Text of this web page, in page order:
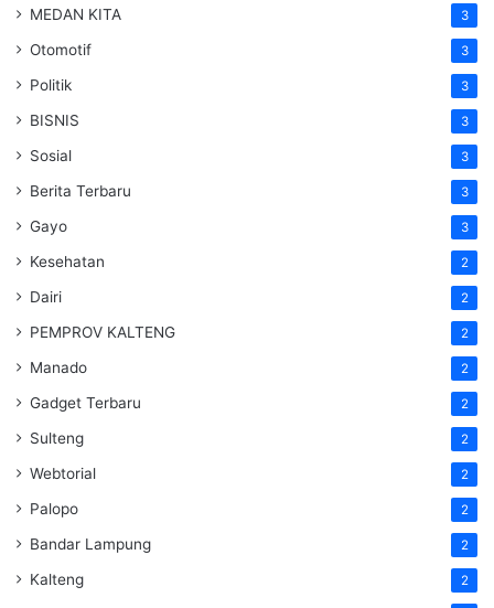
MEDAN KITA 3
Otomotif 3
Politik 3
BISNIS 3
Sosial 3
Berita Terbaru 3
Gayo 3
Kesehatan 2
Dairi 2
PEMPROV KALTENG 2
Manado 2
Gadget Terbaru 2
Sulteng 2
Webtorial 2
Palopo 2
Bandar Lampung 2
Kalteng 2